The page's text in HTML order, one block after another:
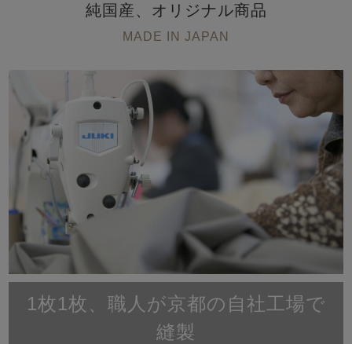
純国産、オリジナル商品
MADE IN JAPAN
1枚1枚、職人が京都の自社工場で
縫製